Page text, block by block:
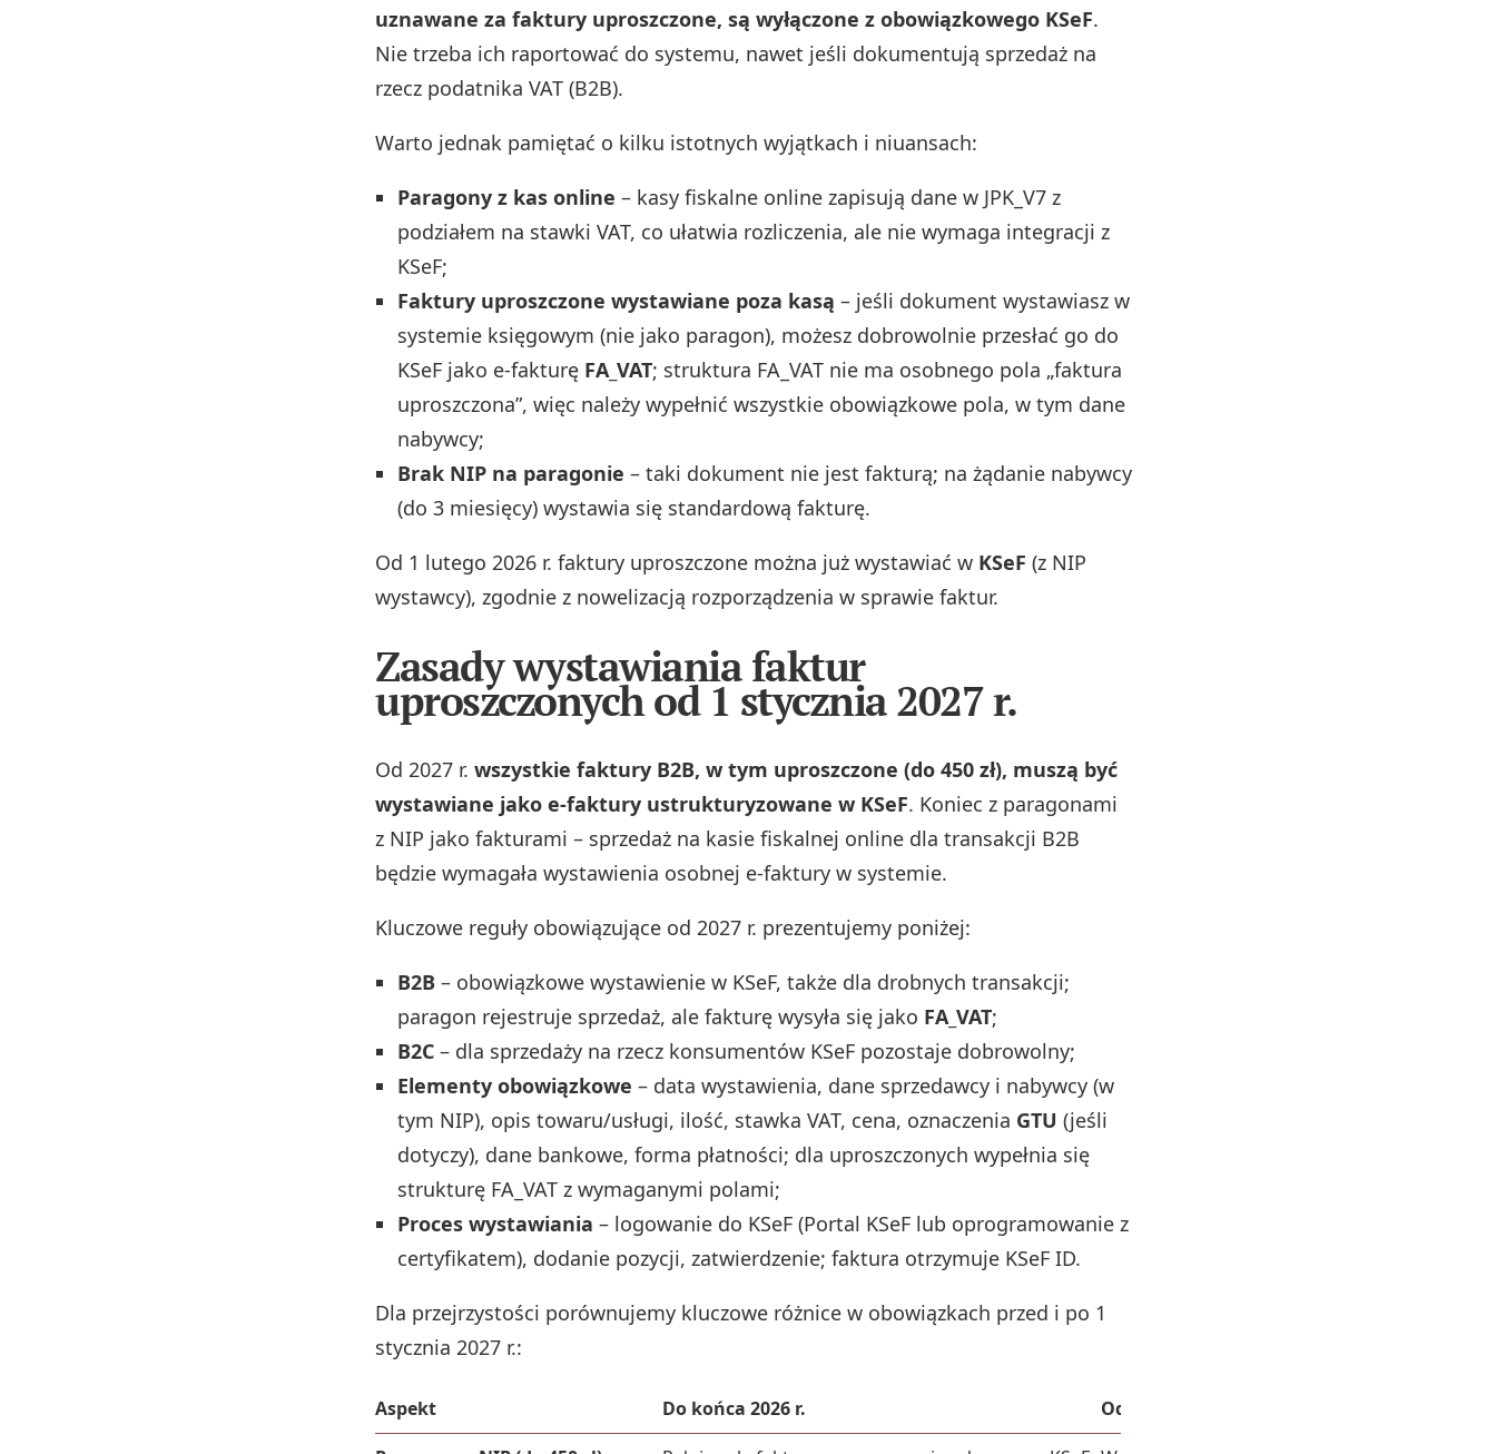
uznawane za faktury uproszczone, są wyłączone z obowiązkowego KSeF.
Nie trzeba ich raportować do systemu, nawet jeśli dokumentują sprzedaż na
rzecz podatnika VAT (B2B).
Warto jednak pamiętać o kilku istotnych wyjątkach i niuansach:
Paragony z kas online – kasy fiskalne online zapisują dane w JPK_V7 z
podziałem na stawki VAT, co ułatwia rozliczenia, ale nie wymaga integracji z
KSeF;
Faktury uproszczone wystawiane poza kasą – jeśli dokument wystawiasz w
systemie księgowym (nie jako paragon), możesz dobrowolnie przesłać go do
KSeF jako e-fakturę FA_VAT; struktura FA_VAT nie ma osobnego pola „faktura
uproszczona”, więc należy wypełnić wszystkie obowiązkowe pola, w tym dane
nabywcy;
Brak NIP na paragonie – taki dokument nie jest fakturą; na żądanie nabywcy
(do 3 miesięcy) wystawia się standardową fakturę.
Od 1 lutego 2026 r. faktury uproszczone można już wystawiać w KSeF (z NIP
wystawcy), zgodnie z nowelizacją rozporządzenia w sprawie faktur.
Zasady wystawiania faktur
uproszczonych od 1 stycznia 2027 r.
Od 2027 r. wszystkie faktury B2B, w tym uproszczone (do 450 zł), muszą być
wystawiane jako e-faktury ustrukturyzowane w KSeF. Koniec z paragonami
z NIP jako fakturami – sprzedaż na kasie fiskalnej online dla transakcji B2B
będzie wymagała wystawienia osobnej e-faktury w systemie.
Kluczowe reguły obowiązujące od 2027 r. prezentujemy poniżej:
B2B – obowiązkowe wystawienie w KSeF, także dla drobnych transakcji;
paragon rejestruje sprzedaż, ale fakturę wysyła się jako FA_VAT;
B2C – dla sprzedaży na rzecz konsumentów KSeF pozostaje dobrowolny;
Elementy obowiązkowe – data wystawienia, dane sprzedawcy i nabywcy (w
tym NIP), opis towaru/usługi, ilość, stawka VAT, cena, oznaczenia GTU (jeśli
dotyczy), dane bankowe, forma płatności; dla uproszczonych wypełnia się
strukturę FA_VAT z wymaganymi polami;
Proces wystawiania – logowanie do KSeF (Portal KSeF lub oprogramowanie z
certyfikatem), dodanie pozycji, zatwierdzenie; faktura otrzymuje KSeF ID.
Dla przejrzystości porównujemy kluczowe różnice w obowiązkach przed i po 1
stycznia 2027 r.:
Aspekt Do końca 2026 r.
Od 1 stycznia 2027 r.